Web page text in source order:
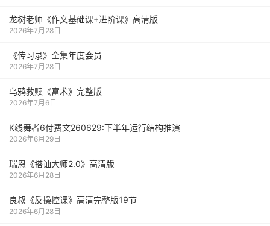
龙树老师《作文基础课+进阶课》高清版
2026年7月28日
《传习录》全集年度会员
2026年7月28日
乌鸦救赎《富术》完整版
2026年7月6日
K线舞者6付费文260629:下半年运行结构推演
2026年6月29日
瑞恩《搭讪大师2.0》高清版
2026年6月28日
良叔《反操控课》高清完整版19节
2026年6月28日